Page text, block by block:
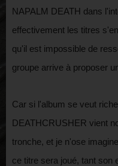
NAPALM DEATH dans
effectivement les titres
qu'il est impossible de
groupe arrive à proposer
Car si l'album se veut
DEATHCRUSHER vient
tronche, et je n'ose
ce titre sera joué, tant son